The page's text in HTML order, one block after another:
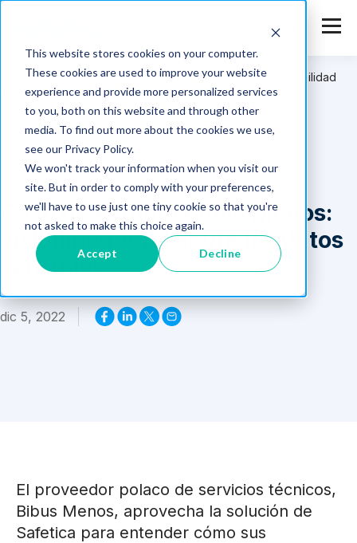
This website stores cookies on your computer.
These cookies are used to improve your website
experience and provide more personalized services
to you, both on this website and through other
media. To find out more about the cookies we use,
see our Privacy Policy.
We won't track your information when you visit our
site. But in order to comply with your preferences,
we'll have to use just one tiny cookie so that you're
not asked to make this choice again.
Accept Decline
Safetica >Recursos >Caso de estudio Bibus Menos: visibilidad
total sobre los datos sensibles
Caso de estudio Bibus Menos:
visibilidad total sobre los datos
sensibles
dic 5, 2022
El proveedor polaco de servicios técnicos,
Bibus Menos, aprovecha la solución de
Safetica para entender cómo sus